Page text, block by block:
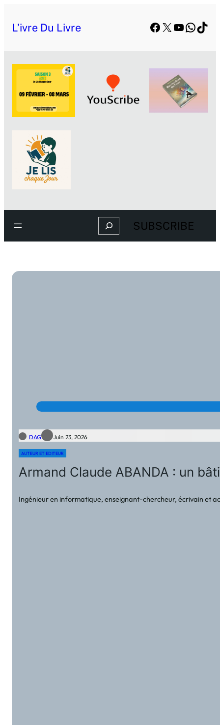
L’ivre Du Livre Facebook
X YouTube
Search SUBSCRIBE
DAG Juin 23, 2026
AUTEUR ET EDITEUR
Armand Claude ABANDA : un
Ingénieur en informatique, enseignant-chercheur, écrivain et